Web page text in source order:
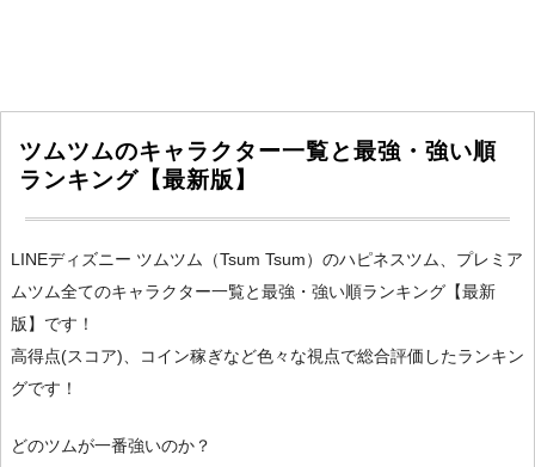
ツムツムのキャラクター一覧と最強・強い順
ランキング【最新版】
LINEディズニー ツムツム（Tsum Tsum）のハピネスツム、プレミア
ムツム全てのキャラクター一覧と最強・強い順ランキング【最新
版】です！
高得点(スコア)、コイン稼ぎなど色々な視点で総合評価したランキン
グです！
どのツムが一番強いのか？